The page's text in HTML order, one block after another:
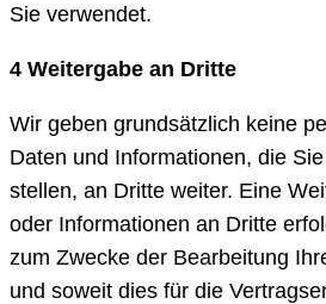
Sie verwendet.
4 Weitergabe an Dritte
Wir geben grundsätzlich keine
Daten und Informationen, die
stellen, an Dritte weiter. Eine
oder Informationen an Dritte
zum Zwecke der Bearbeitung
und soweit dies für die